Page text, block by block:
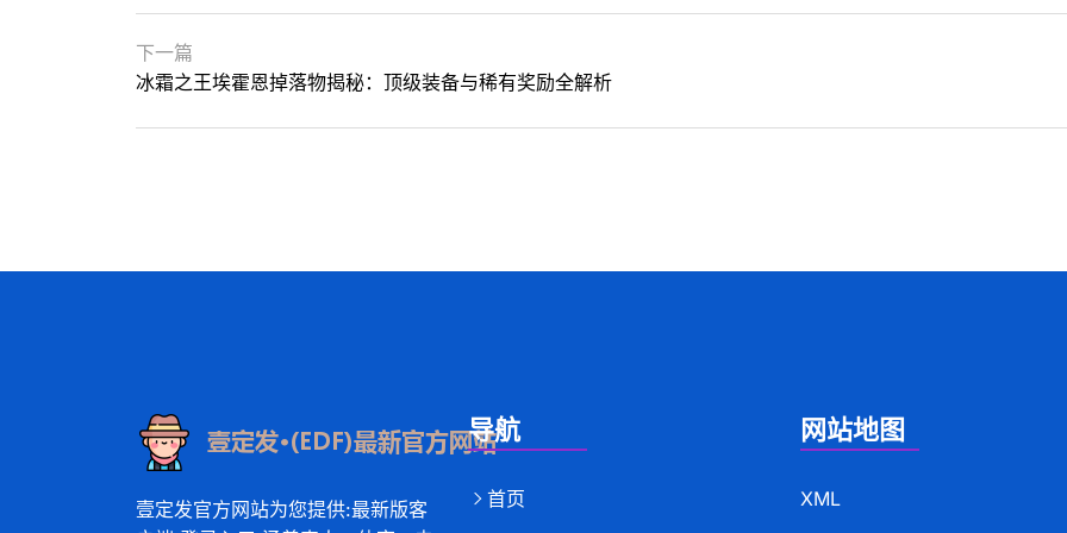
下一篇
冰霜之王埃霍恩掉落物揭秘：顶级装备与稀有奖励全解析
壹定发官方网站为您提供:最新版客
导航
首页
网站地图
XML